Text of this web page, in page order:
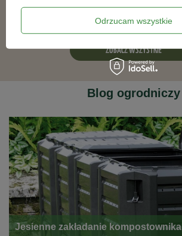
ZOBACZ WSZYSTKIE
Blog ogrodniczy
Jesienne zakładanie
Odrzucam wszystkie